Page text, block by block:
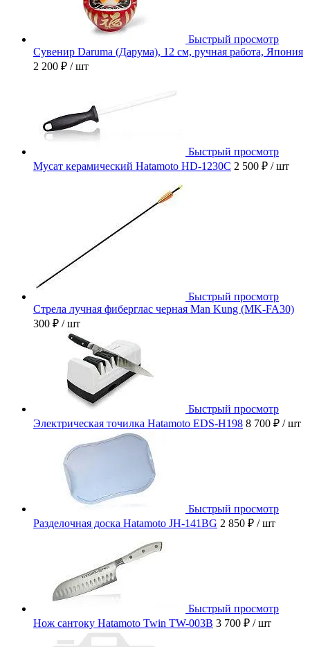
Быстрый просмотр
Сувенир Daruma (Дарума), 12 см, ручная работа, Япония
2 200 ₽ / шт
Быстрый просмотр
Мусат керамический Hatamoto HD-1230C 2 500 ₽ / шт
Быстрый просмотр
Стрела лучная фиберглас черная Man Kung (MK-FA30)
300 ₽ / шт
Быстрый просмотр
Электрическая точилка Hatamoto EDS-H198 8 700 ₽ / шт
Быстрый просмотр
Разделочная доска Hatamoto JH-141BG 2 850 ₽ / шт
Быстрый просмотр
Нож сантоку Hatamoto Twin TW-003B 3 700 ₽ / шт